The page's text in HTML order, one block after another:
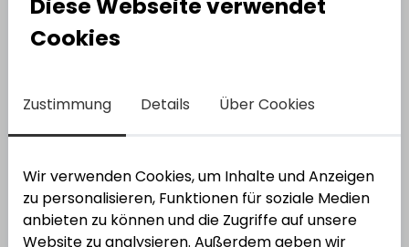
Stuhlwinkel innen versenkt
Cookies
Zustimmung Details Über Cookies
Wir verwenden Cookies, um Inhalte und Anzeigen
zu personalisieren, Funktionen für soziale Medien
anbieten zu können und die Zugriffe auf unsere
Website zu analysieren. Außerdem geben wir